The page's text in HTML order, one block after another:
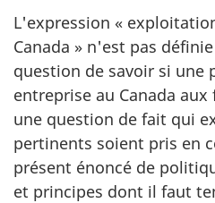
L'expression «
Canada » n'est pas
question de savoir si une
entreprise au Canada aux
une question de fait qui
pertinents soient pris en
présent énoncé de
et principes dont il faut